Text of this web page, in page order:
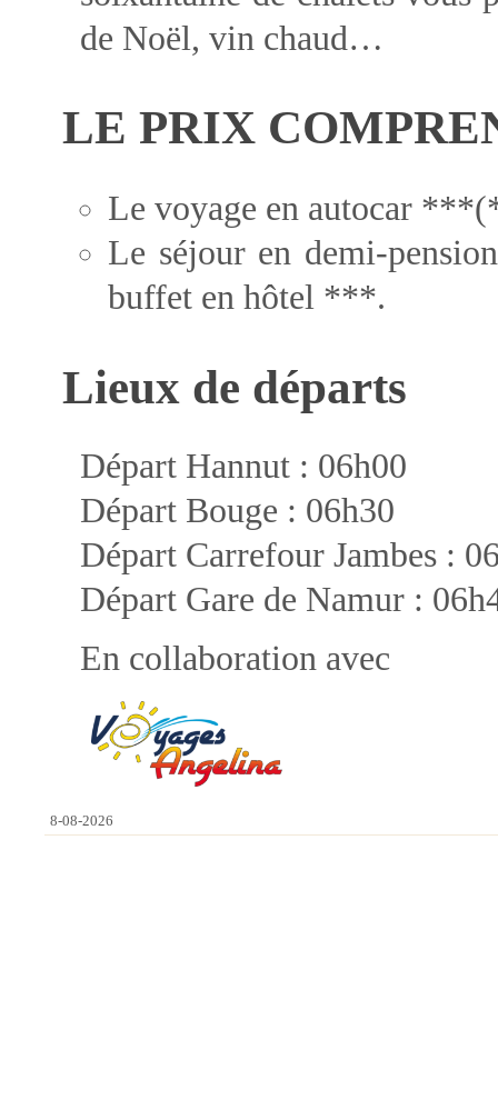
de Noël, vin chaud…
LE PRIX
Le voyage en autocar
Le séjour en demi-
buffet en hôtel ***.
Lieux de départs
Départ Hannut : 06h00
Départ Bouge : 06h30
Départ Carrefour Jambes :
Départ Gare de Namur :
En collaboration avec
8-08-2026